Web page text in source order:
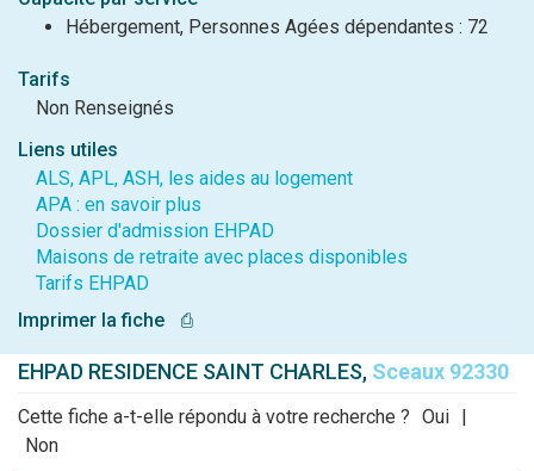
Hébergement, Personnes Agées dépendantes : 72
Tarifs
Non Renseignés
Liens utiles
ALS, APL, ASH, les aides au logement
APA : en savoir plus
Dossier d'admission EHPAD
Maisons de retraite avec places disponibles
Tarifs EHPAD
Imprimer la fiche
⎙
EHPAD RESIDENCE SAINT CHARLES, Sceaux 92330
Cette fiche a-t-elle répondu à votre recherche ? Oui |
Non